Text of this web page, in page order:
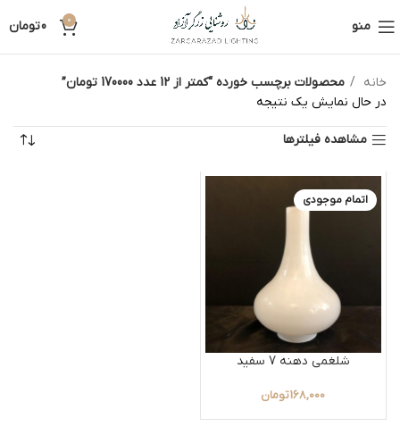
منو 0
0تومان
خانه
محصولات برچسب خورده “کمتر از 12 عدد 170000 تومان”
در حال نمایش یک نتیجه
مشاهده فیلترها
اتمام موجودی
شلغمی دهنه 7 سفید
168,000تومان